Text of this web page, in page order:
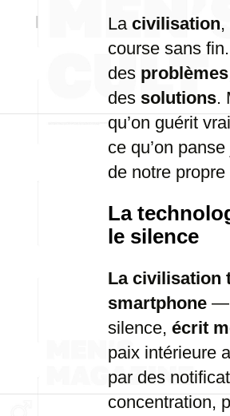
La civilisation,
course sans
des problèmes
des solutions.
qu’on guérit
ce qu’on
de notre
La
le silence
La civilisation
smartphone —
silence, écrit
paix intérieure
par des
concentration,